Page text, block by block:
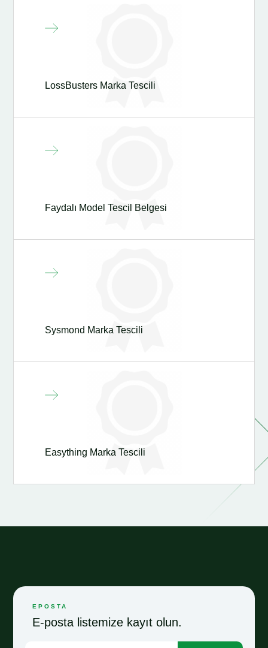
LossBusters Marka Tescili
Faydalı Model Tescil Belgesi
Sysmond Marka Tescili
Easything Marka Tescili
EPOSTA
E-posta listemize kayıt olun.